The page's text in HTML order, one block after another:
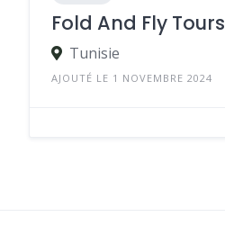
Fold And Fly Tours
Tunisie
AJOUTÉ LE 1 NOVEMBRE 2024